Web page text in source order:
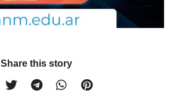
Share this story